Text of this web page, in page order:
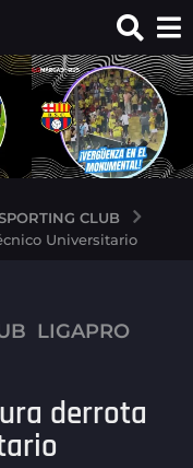
CLUB
Universitario
,LIGAPRO
derrota